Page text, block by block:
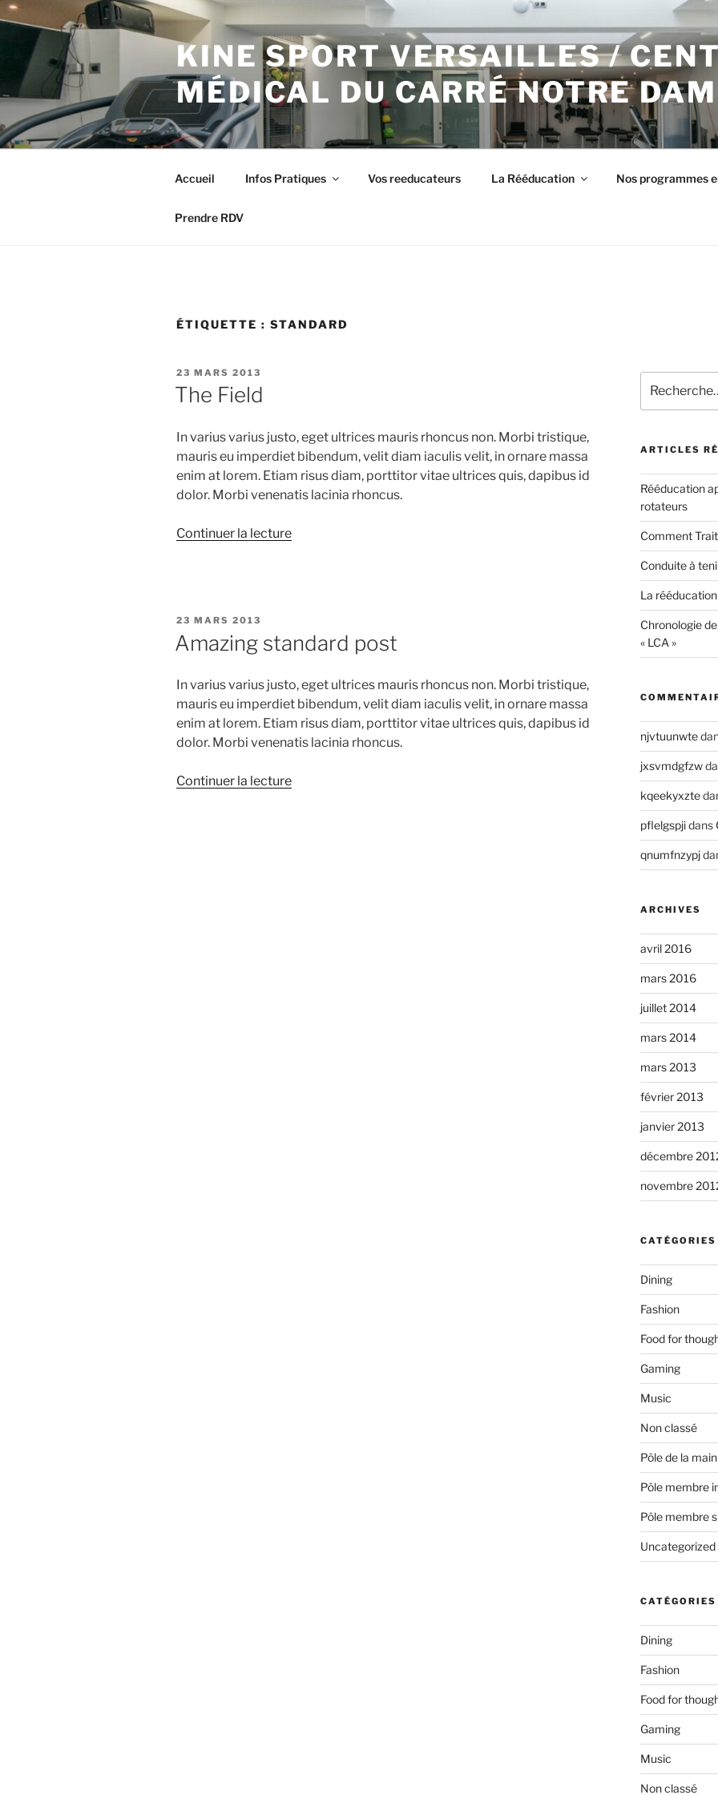
Aller
au
contenu
principal
KINE SPORT VERSAILLES /
MÉDICAL DU CARRÉ NOTRE
Accueil Infos Pratiques Vos reeducateurs La Rééducation Nos programmes
Prendre RDV
ÉTIQUETTE : STANDARD
PUBLIÉ
LE
23 MARS 2013
The Field
In varius varius justo, eget ultrices mauris rhoncus non. Morbi tristique,
mauris eu imperdiet bibendum, velit diam iaculis velit, in ornare massa
enim at lorem. Etiam risus diam, porttitor vitae ultrices quis, dapibus id
dolor. Morbi venenatis lacinia rhoncus.
Continuer la lecturede
PUBLIÉ
23 MARS 2013
Amazing standard post
In varius varius justo, eget ultrices mauris rhoncus non. Morbi tristique,
mauris eu imperdiet bibendum, velit diam iaculis velit, in ornare massa
enim at lorem. Etiam risus diam, porttitor vitae ultrices quis, dapibus id
dolor. Morbi venenatis lacinia rhoncus.
Continuer la lecturede
pour
:
ARTICLES
Rééducation
rotateurs
Comment
Conduite à
La
Chronologie
« LCA »
njvtuunwte
jxsvmdgfzw
kqeekyxzte
pflelgspjidans
qnumfnzypj
ARCHIVES
avril 2016
mars 2016
juillet 2014
mars 2014
mars 2013
février 2013
janvier 2013
décembre
novembre
CATÉGORIES
Dining
Fashion
Food for
Gaming
Music
Non classé
Pôle de la main
Pôle membre
Pôle membre
Uncategorized
CATÉGORIES
Dining
Fashion
Food for
Gaming
Music
Non classé